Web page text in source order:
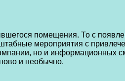
помещения. То с
мероприятия с
но и информационных
и необычно.